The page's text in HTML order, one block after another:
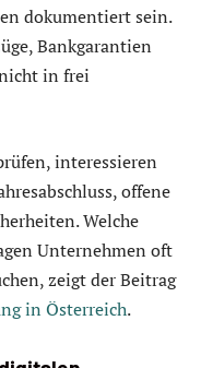
dokumentiert sein.
Bankgarantien
in frei
interessieren
offene
Welche
Unternehmen oft
zeigt der Beitrag
in Österreich.